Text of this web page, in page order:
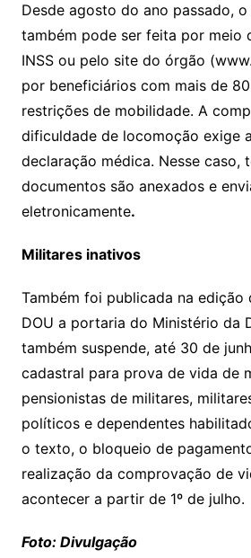
Desde agosto do ano passado,
também pode ser feita por meio
INSS ou pelo site do órgão
por beneficiários com mais de
restrições de mobilidade. A
dificuldade de locomoção exige
declaração médica. Nesse caso,
documentos são anexados e
eletronicamente.
Militares inativos
Também foi publicada na edição
DOU a portaria do Ministério da
também suspende, até 30 de
cadastral para prova de vida de
pensionistas de militares,
políticos e dependentes
o texto, o bloqueio de
realização da comprovação de
acontecer a partir de 1º de julho.
Foto: Divulgação